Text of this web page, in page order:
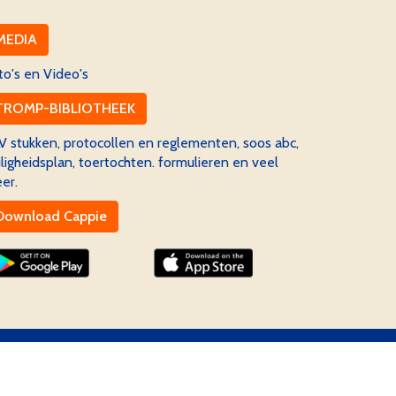
en Video's
BIBLIOTHEEK
stukken, protocollen en reglementen, soos abc,
toertochten. formulieren en veel
Cappie